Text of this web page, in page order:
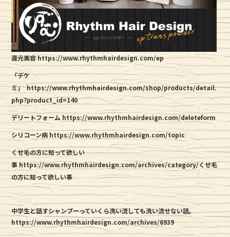
還元美容 https://www.rhythmhairdesign.com/ep
「デケ
ミ」 https://www.rhythmhairdesign.com/shop/products/detail.
php?product_id=140
デリートフォーム https://www.rhythmhairdesign.com/deleteform
シリコーン病 https://www.rhythmhairdesign.com/topic
くせ毛の方に知って欲しい
事 https://www.rhythmhairdesign.com/archives/category/くせ毛
の方に知って欲しい事
中学生と話すシャンプーっていくら洗い流しても洗い流せない話。
https://www.rhythmhairdesign.com/archives/6939